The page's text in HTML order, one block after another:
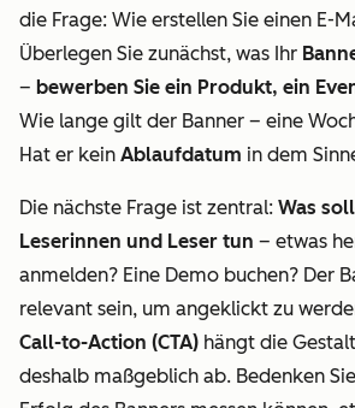
die Frage: Wie erstellen Sie einen E-
Überlegen Sie zunächst, was Ihr
– bewerben Sie ein Produkt, ein
Wie lange gilt der Banner – eine
Hat er kein Ablaufdatum in dem
Die nächste Frage ist zentral: Was
Leserinnen und Leser tun – etwas
anmelden? Eine Demo buchen? Der
relevant sein, um angeklickt zu
Call-to-Action (CTA) hängt die
deshalb maßgeblich ab. Bedenken